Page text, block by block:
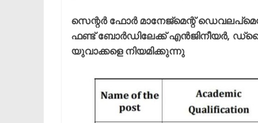
സെന്റർ ഫോർ മാനേജ്മെന്റ്
ഫണ്ട് ബോർഡിലേക്ക് എൻജിനീയർ,
യുവാക്കളെ നിയമിക്കുന്നു